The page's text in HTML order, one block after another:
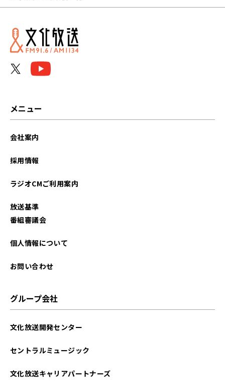
2024年11月
2024年09月
2022年11月
2022年07月
メニュー
会社案内
採用情報
ラジオCMご利用案内
放送基準
番組審議会
個人情報について
お問い合わせ
グループ会社
文化放送開発センター
セントラルミュージック
文化放送キャリアパートナーズ